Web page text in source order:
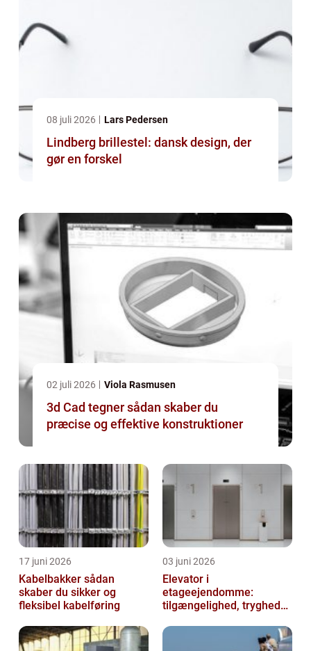
08 juli 2026 Lars Pedersen
Lindberg brillestel: dansk design, der
gør en forskel
02 juli 2026 Viola Rasmusen
3d Cad tegner sådan skaber du
præcise og effektive konstruktioner
17 juni 2026
Kabelbakker sådan
skaber du sikker og
fleksibel kabelføring
03 juni 2026
Elevator i
etageejendomme:
tilgængelighed, tryghed